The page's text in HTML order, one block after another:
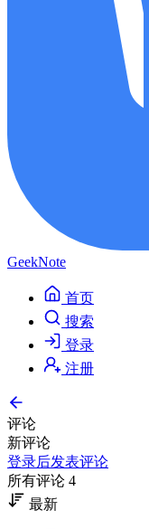
GeekNote
首页
搜索
登录
注册
评论
新评论
登录后发表评论
所有评论 4
最新